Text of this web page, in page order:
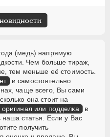
(медь) напрямую
Чем больше тираж,
тем меньше её стоимость.
и самостоятельно
чаще всего, Вы сами
она стоит на
или подделка в
статья. Если у Вас
получить